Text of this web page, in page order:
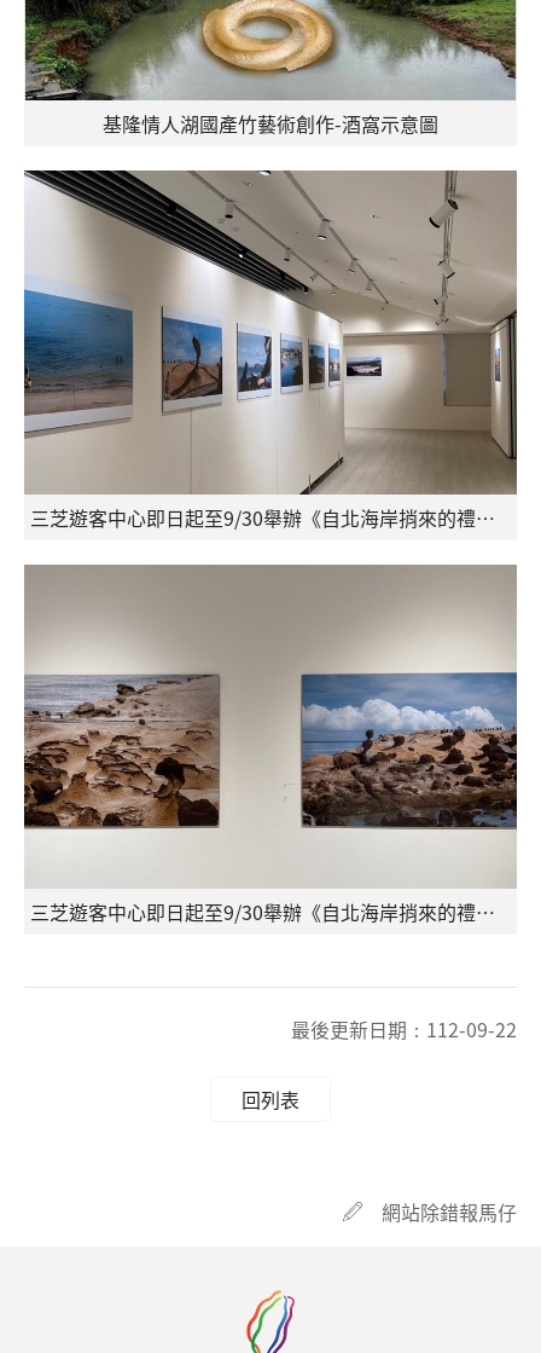
基隆情人湖國產竹藝術創作-酒窩示意圖
三芝遊客中心即日起至9/30舉辦《自北海岸捎來的禮物》攝影展
三芝遊客中心即日起至9/30舉辦《自北海岸捎來的禮物》攝影展
最後更新日期： 112-09-22
回列表
網站除錯報馬仔